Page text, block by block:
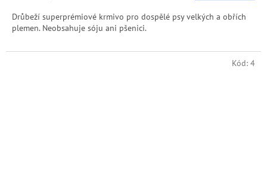
Drůbeží superprémiové krmivo pro dospělé psy velkých a obřích
plemen. Neobsahuje sóju ani pšenici.
Kód: 4